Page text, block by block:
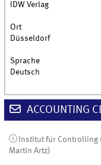
IDW Verlag
Ort
Düsseldorf
Sprache
Deutsch
ACCOUNTING
Institut für Controlling
Martin Artz)